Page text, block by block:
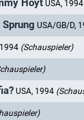
Hoyt USA, 1994
USA/GB/D,
(Schauspieler)
USA, 1994